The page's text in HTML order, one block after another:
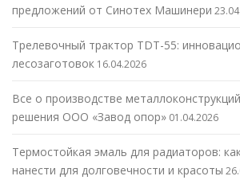
предложений от Синотех Машинери
Трелевочный трактор TDT-55:
лесозаготовок 16.04.2026
Все о производстве
решения ООО «Завод опор» 01.04.2026
Термостойкая эмаль для радиаторов:
нанести для долговечности и красоты